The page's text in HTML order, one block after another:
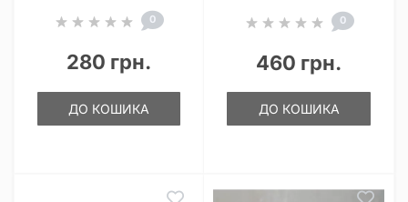
0
280 грн.
ДО КОШИКА
0
460 грн.
ДО КОШИКА